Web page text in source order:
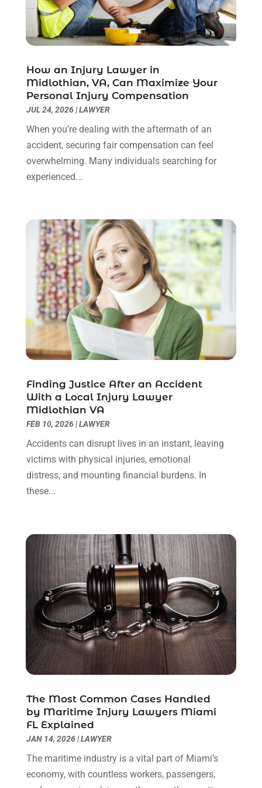
Personal Injury Lawyer(14)
Personal Injury Lawyers(1)
Real Estate Attorney(2)
Thelegalopedia(37)
Wrongful Death Attorney(3)
January 2024(1)
November 2023(2)
October 2023(3)
August 2023(5)
July 2023(5)
(1)
April 2023(1)
March 2023(1)
February 2023(1)
January 2023
October 2022(3)
September 2022(3)
August 2022
(4)
July 2022(3)
June 2022(1)
May 2022(1)
April 2022(1)
March 2022
February 2022(2)
October 2021(1)
September 2021(1)
August 2021 (2)
January 2021 (1)
December 2020
June 2020
(3)
May 2020
(3)
(6)
March 2020(6)
February 2020(7)
January 2020
(4)
December 2019(4)
November 2019(3)
October 2019
(5)
August 2019(4)
July 2019
June 2019 (2)
How an Injury Lawyer in
Midlothian, VA, Can Maximize Your
Personal Injury Compensation
JUL 24, 2026|LAWYER
When you’re dealing with the aftermath of an
accident, securing fair compensation can feel
overwhelming. Many individuals searching for
experienced...
Finding Justice After an Accident
With a Local Injury Lawyer
Midlothian VA
FEB 10, 2026|LAWYER
Accidents can disrupt lives in an instant, leaving
victims with physical injuries, emotional
distress, and mounting financial burdens. In
these...
The Most Common Cases Handled
by Maritime Injury Lawyers Miami
FL Explained
JAN 14, 2026|LAWYER
The maritime industry is a vital part of Miami’s
economy, with countless workers, passengers,